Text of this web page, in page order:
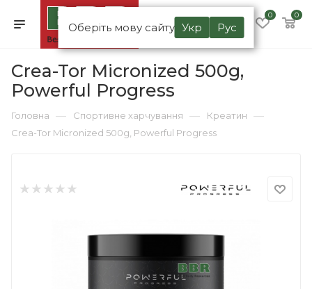
Оберіть мову сайту Укр Рус
0 0
Crea-Tor Micronized 500g,
Powerful Progress
Головна — Спортивне харчування — Креатин —
Crea-Tor Micronized 500g, Powerful Progress